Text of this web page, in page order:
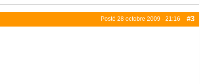
Posté 28 octobre 2009 - 21:16 #3